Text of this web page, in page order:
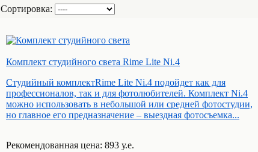
Сортировка:
Комплект студийного света Rime Lite Ni.4
Студийный комплектRime Lite Ni.4 подойдет как для
профессионалов, так и для фотолюбителей. Комплект Ni.4
можно использовать в небольшой или средней фотостудии,
но главное его предназначение – выездная фотосъемка...
Рекомендованная цена: 893 у.е.